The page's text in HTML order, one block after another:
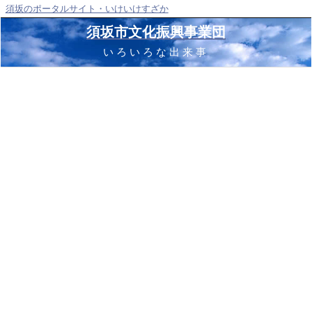
須坂のポータルサイト・いけいけすざか
須坂市文化振興事業団
いろいろな出来事